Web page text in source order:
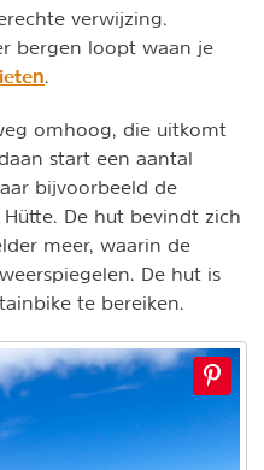
verwijzing.
bergen loopt waan je
omhoog, die uitkomt
start een aantal
bijvoorbeeld de
De hut bevindt zich
meer, waarin de
De hut is
te bereiken.